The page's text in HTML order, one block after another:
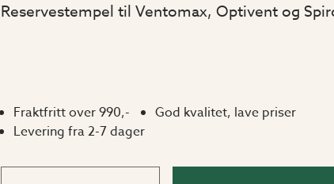
Reservestempel til Ventomax, Optivent og
Fraktfritt over 990,-
God kvalitet, lave priser
Levering fra 2-7 dager